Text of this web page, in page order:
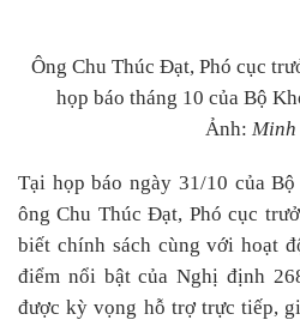
Ông Chu Thúc Đạt, Phó cục
họp báo tháng 10 của Bộ
Ảnh: Minh
Tại họp báo ngày 31/10 của
ông Chu Thúc Đạt, Phó cục
biết chính sách cùng với hoạt
điểm nổi bật của Nghị định
được kỳ vọng hỗ trợ trực tiếp,